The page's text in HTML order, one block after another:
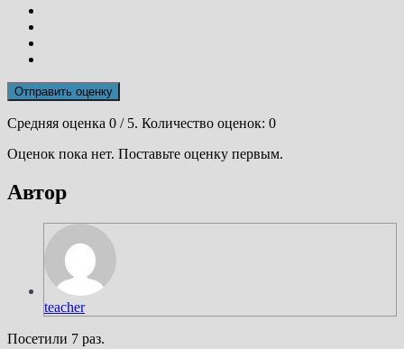
Отправить оценку
Средняя оценка 0 / 5. Количество оценок: 0
Оценок пока нет. Поставьте оценку первым.
Автор
teacher
Посетили 7 раз.